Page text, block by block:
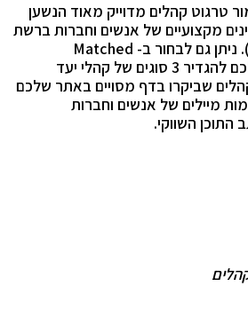
טרגוט קהלים מדוייק מאוד הנשען
מקצועיים של אנשים וחברות ברשת
(Audience Attributes). ניתן גם לבחור ב- Matched
Audiences שתאפשר לכם להגדיר 3 סוגים של קהלי יעד
שביקרו בדף מסויים באתר שלכם
מיילים של אנשים וחברות
התוכן השווקי.